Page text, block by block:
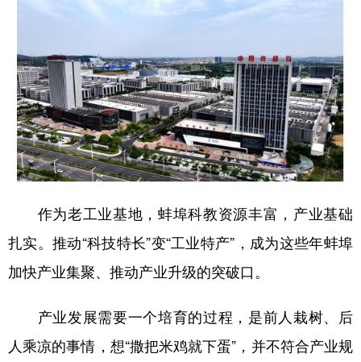
城市 能源
公益 一带一路 亚太网 上市公司
文化产业
地方频道
北京 天津 河北 山西
辽宁 吉林 上海 江苏
浙江 安徽 福建
山东 河南 湖北 湖南
广东 广西 海南 重庆
作为老工业基地，蚌埠科教资源丰富，产业基础
扎实。推动“科技特长”变“工业特产”，成为这些年蚌埠
加快产业集聚、推动产业升级的突破口。
产业发展需要一个培育的过程，是前人栽树、后
人乘凉的事情，想“撒把米鸡就下蛋”，并不符合产业规